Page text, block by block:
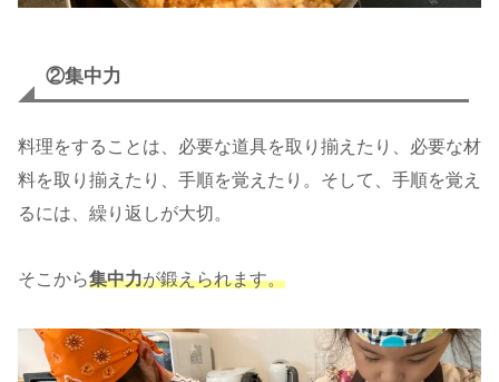
②集中力
料理をすることは、必要な道具を取り揃えたり、必要な材
料を取り揃えたり、手順を覚えたり。そして、手順を覚え
るには、繰り返しが大切。
そこから集中力が鍛えられます。